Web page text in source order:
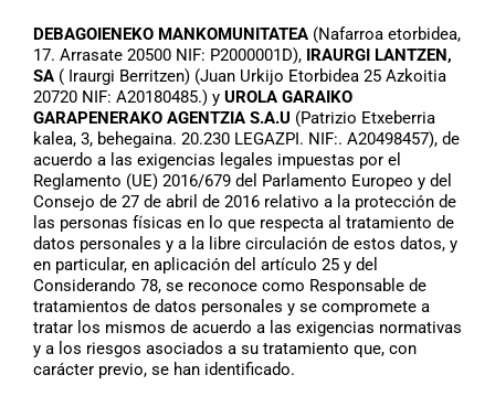
DEBAGOIENEKO MANKOMUNITATEA (Nafarroa etorbidea,
17. Arrasate 20500 NIF: P2000001D), IRAURGI LANTZEN,
SA ( Iraurgi Berritzen) (Juan Urkijo Etorbidea 25 Azkoitia
20720 NIF: A20180485.) y UROLA GARAIKO
GARAPENERAKO AGENTZIA S.A.U (Patrizio Etxeberria
kalea, 3, behegaina. 20.230 LEGAZPI. NIF:. A20498457), de
acuerdo a las exigencias legales impuestas por el
Reglamento (UE) 2016/679 del Parlamento Europeo y del
Consejo de 27 de abril de 2016 relativo a la protección de
las personas físicas en lo que respecta al tratamiento de
datos personales y a la libre circulación de estos datos, y
en particular, en aplicación del artículo 25 y del
Considerando 78, se reconoce como Responsable de
tratamientos de datos personales y se compromete a
tratar los mismos de acuerdo a las exigencias normativas
y a los riesgos asociados a su tratamiento que, con
carácter previo, se han identificado.